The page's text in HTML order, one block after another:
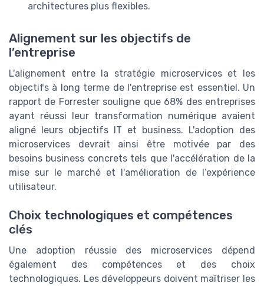
architectures plus flexibles.
Alignement sur les objectifs de
l’entreprise
L'alignement entre la stratégie microservices et les
objectifs à long terme de l'entreprise est essentiel. Un
rapport de Forrester souligne que 68% des entreprises
ayant réussi leur transformation numérique avaient
aligné leurs objectifs IT et business. L'adoption des
microservices devrait ainsi être motivée par des
besoins business concrets tels que l'accélération de la
mise sur le marché et l'amélioration de l’expérience
utilisateur.
Choix technologiques et compétences
clés
Une adoption réussie des microservices dépend
également des compétences et des choix
technologiques. Les développeurs doivent maîtriser les